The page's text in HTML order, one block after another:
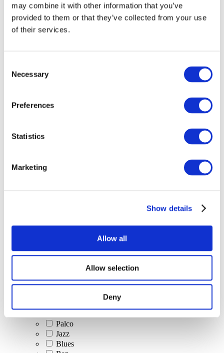
may combine it with other information that you’ve
provided to them or that they’ve collected from your use
of their services.
Selection
Necessary
Preferences
Statistics
Marketing
Show details
Allow all
Allow selection
Deny
Összes
Concertos
Música clássica
Musica rock
Jazz e Blues
música israelense
Folclore
Música do autor
Nossa oferta especial
Palco
Jazz
Blues